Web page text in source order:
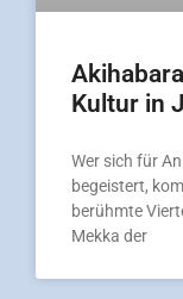
Kultur in
Wer sich für
begeistert,
berühmte
Mekka der